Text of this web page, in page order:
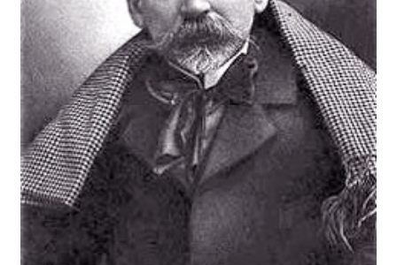
EL MEU COMPTE
CERCAR
WISHLIST